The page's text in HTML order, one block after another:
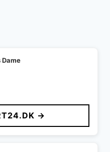
Dame
→